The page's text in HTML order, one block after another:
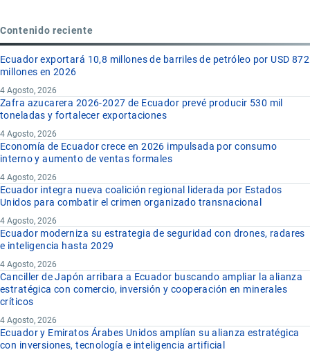
Contenido reciente
Ecuador exportará 10,8 millones de barriles de petróleo por USD 872
millones en 2026
4 Agosto, 2026
Zafra azucarera 2026-2027 de Ecuador prevé producir 530 mil
toneladas y fortalecer exportaciones
4 Agosto, 2026
Economía de Ecuador crece en 2026 impulsada por consumo
interno y aumento de ventas formales
4 Agosto, 2026
Ecuador integra nueva coalición regional liderada por Estados
Unidos para combatir el crimen organizado transnacional
4 Agosto, 2026
Ecuador moderniza su estrategia de seguridad con drones, radares
e inteligencia hasta 2029
4 Agosto, 2026
Canciller de Japón arribara a Ecuador buscando ampliar la alianza
estratégica con comercio, inversión y cooperación en minerales
críticos
4 Agosto, 2026
Ecuador y Emiratos Árabes Unidos amplían su alianza estratégica
con inversiones, tecnología e inteligencia artificial